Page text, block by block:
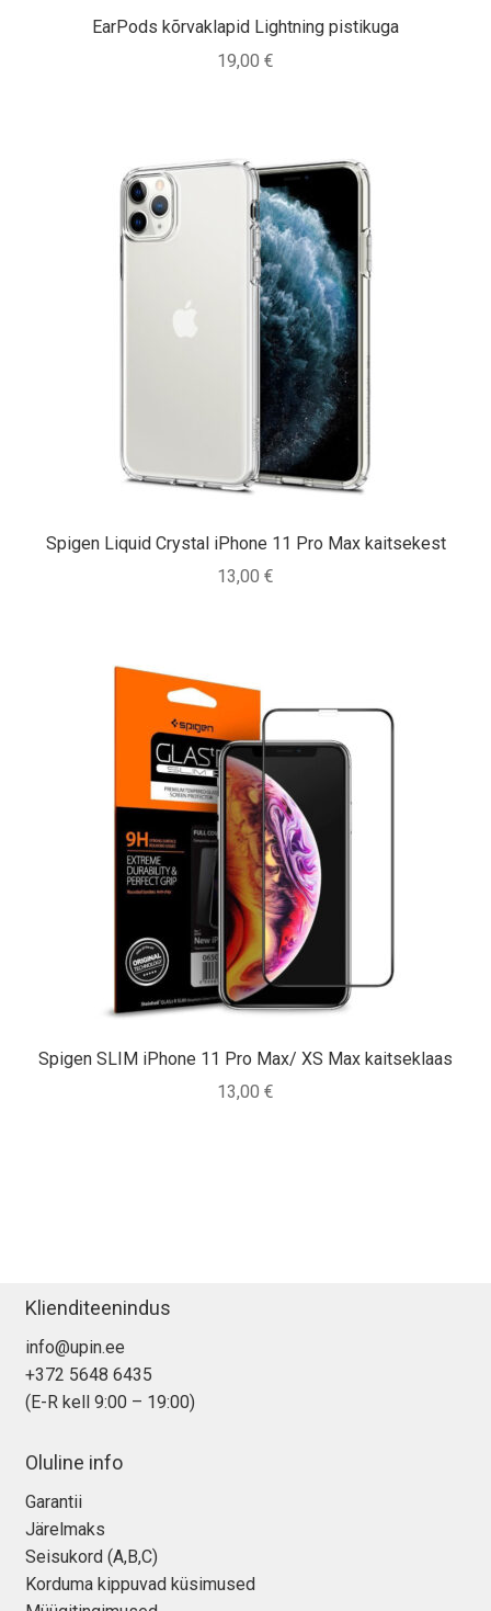
EarPods kõrvaklapid Lightning pistikuga
19,00 €
Spigen Liquid Crystal iPhone 11 Pro Max kaitsekest
13,00 €
Spigen SLIM iPhone 11 Pro Max/ XS Max kaitseklaas
13,00 €
Klienditeenindus
info@upin.ee
+372 5648 6435
(E-R kell 9:00 – 19:00)
Oluline info
Garantii
Järelmaks
Seisukord (A,B,C)
Korduma kippuvad küsimused